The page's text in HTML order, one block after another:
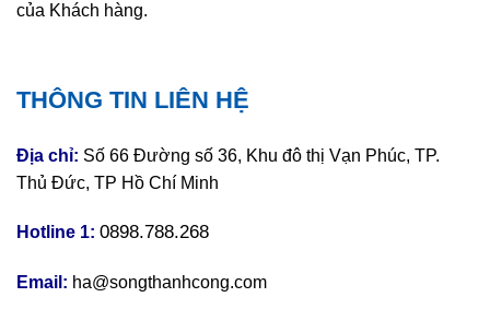
của Khách hàng.
THÔNG TIN LIÊN HỆ
Địa chỉ: Số 66 Đường số 36, Khu đô thị Vạn Phúc, TP.
Thủ Đức, TP Hồ Chí Minh
Hotline 1: 0898.788.268
Email: ha@songthanhcong.com